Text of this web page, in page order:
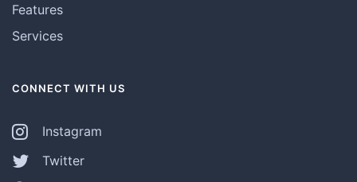
Features
Services
CONNECT WITH US
Instagram
Twitter